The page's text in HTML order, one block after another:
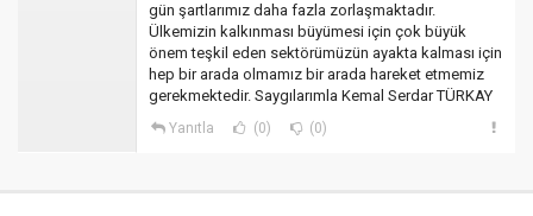
gün şartlarımız daha fazla zorlaşmaktadır.
Ülkemizin kalkınması büyümesi için çok büyük
önem teşkil eden sektörümüzün ayakta kalması için
hep bir arada olmamız bir arada hareket etmemiz
gerekmektedir. Saygılarımla Kemal Serdar TÜRKAY
Yanıtla (0) (0)